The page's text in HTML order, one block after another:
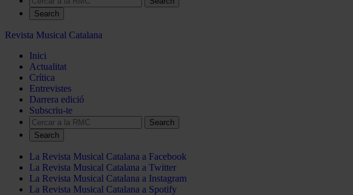
Search
Revista Musical Catalana
Inici
Actualitat
Crítica
Entrevistes
Darrera edició
Subscriu-te
Search
La Revista Musical Catalana a Facebook
La Revista Musical Catalana a Twitter
La Revista Musical Catalana a Instagram
La Revista Musical Catalana a Spotify